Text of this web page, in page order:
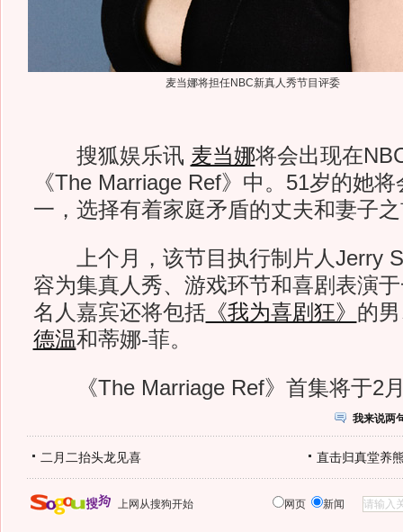
麦当娜将担任NBC新真人秀节目评委
搜狐娱乐讯 麦当娜将会出现在
《The Marriage Ref》中。51岁的她
一，选择有着家庭矛盾的丈夫和妻子
上个月，该节目执行制片人Jerry
容为集真人秀、游戏环节和喜剧表演
名人嘉宾还将包括《我为喜剧狂》 的
德温和蒂娜-菲。
《The Marriage Ref》首集将于2
我来说两
二月二抬头龙见喜 直击归真堂养
上网从搜狗开始 网页 新闻